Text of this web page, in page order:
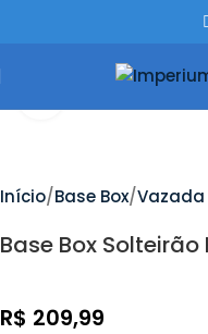
Início Base Box Vazada
Base Box
R$ 209,99